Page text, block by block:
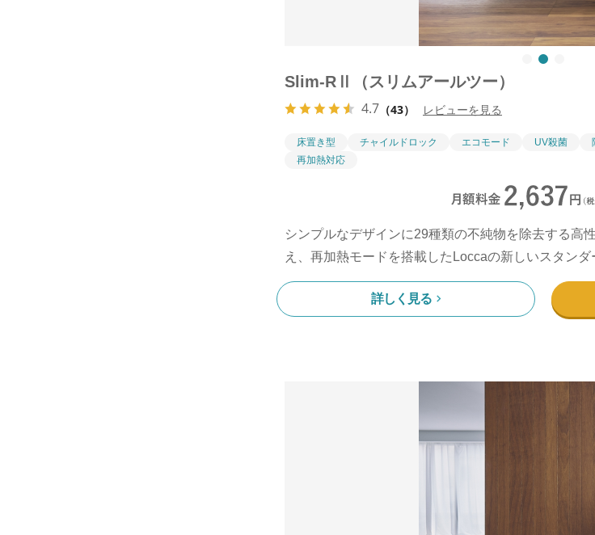
Slim-RⅡ（スリムアールツー）
4.7 （43） レビューを見る
床置き型 チャイルドロック エコモード UV殺菌
再加熱対応
シンプルなデザインに29種類の不純物を除去する高
え、再加熱モードを搭載したLoccaの新しいスタンダ
詳しく見る